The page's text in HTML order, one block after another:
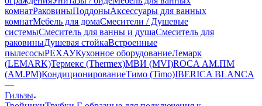
комнатРаковиныПоддоныАксессуары для ванных
комнатМебель для домаСмесители / Душевые
системыСмеситель для ванны и душаСмеситель для
раковиныДушевая стойкаВстроенные
пылесосыРЕХАУКухонное оборудованиеЛемарк
(LEMARK)Термекс (Thermex)МВИ (MVI)ROCA АМ.ПМ
(AM.PM)КондиционированиеТимо (Timo)IBERICA BLANCA
—
Гильзы